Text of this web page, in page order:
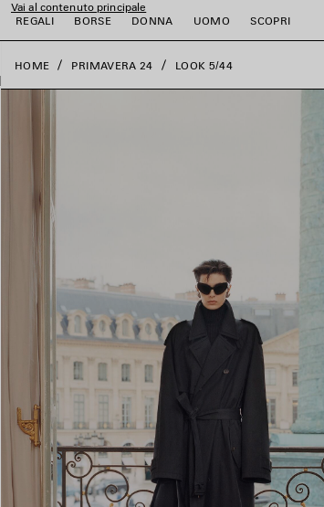
Vai al contenuto principale
REGALI
BORSE DONNA UOMO SCOPRI
HOME PRIMAVERA 24 LOOK 5/44
close the banner